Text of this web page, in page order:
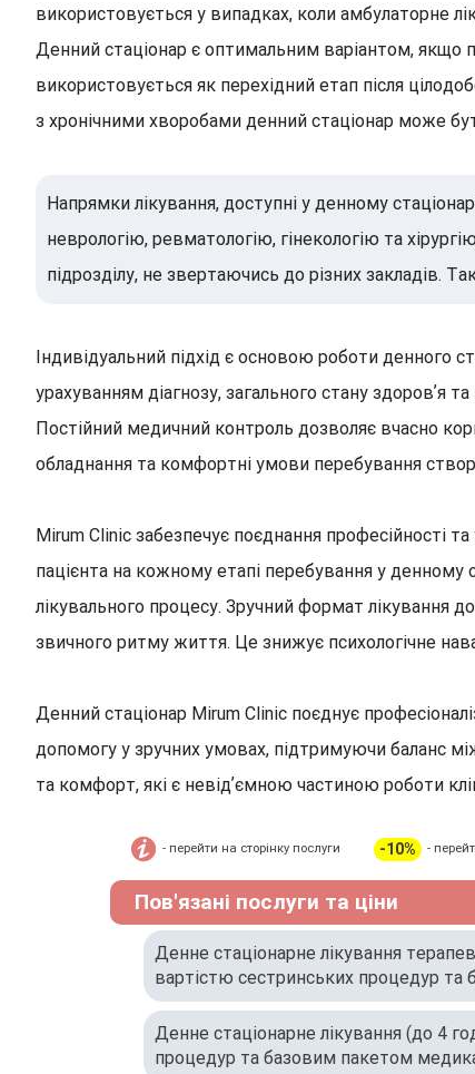
використовується у випадках, коли амбулаторне
Денний стаціонар є оптимальним варіантом, якщо
використовується як перехідний етап після
з хронічними хворобами денний стаціонар може
Напрямки лікування, доступні у денному
неврологію, ревматологію, гінекологію та
підрозділу, не звертаючись до різних закладів.
Індивідуальний підхід є основою роботи денного
урахуванням діагнозу, загального стану здоровʼя
Постійний медичний контроль дозволяє вчасно
обладнання та комфортні умови перебування
Mirum Clinic забезпечує поєднання професійності
пацієнта на кожному етапі перебування у
лікувального процесу. Зручний формат лікування
звичного ритму життя. Це знижує психологічне
Денний стаціонар Mirum Clinic поєднує
допомогу у зручних умовах, підтримуючи баланс
та комфорт, які є невідʼємною частиною роботи
- перейти на сторінку послуги -10% -
Пов'язані послуги та ціни
Денне стаціонарне лікування
вартістю сестринських процедур та
медикаметозного забезпечення)
Денне стаціонарне лікування (до 4
процедур та базовим пакетом